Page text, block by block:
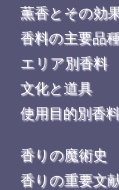
薫香とその効
香料の主要品
エリア別香料
文化と道具
使用目的別香
香りの魔術史
香りの重要文